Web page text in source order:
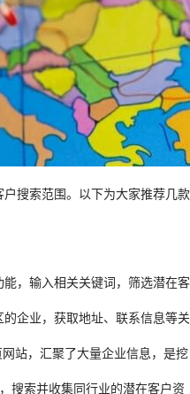
搜索范围。以下为大家推荐几款
，输入相关关键词，筛选潜在客
企业，获取地址、联系信息等关
站，汇聚了大量企业信息，是挖
搜索并收集同行业的潜在客户资